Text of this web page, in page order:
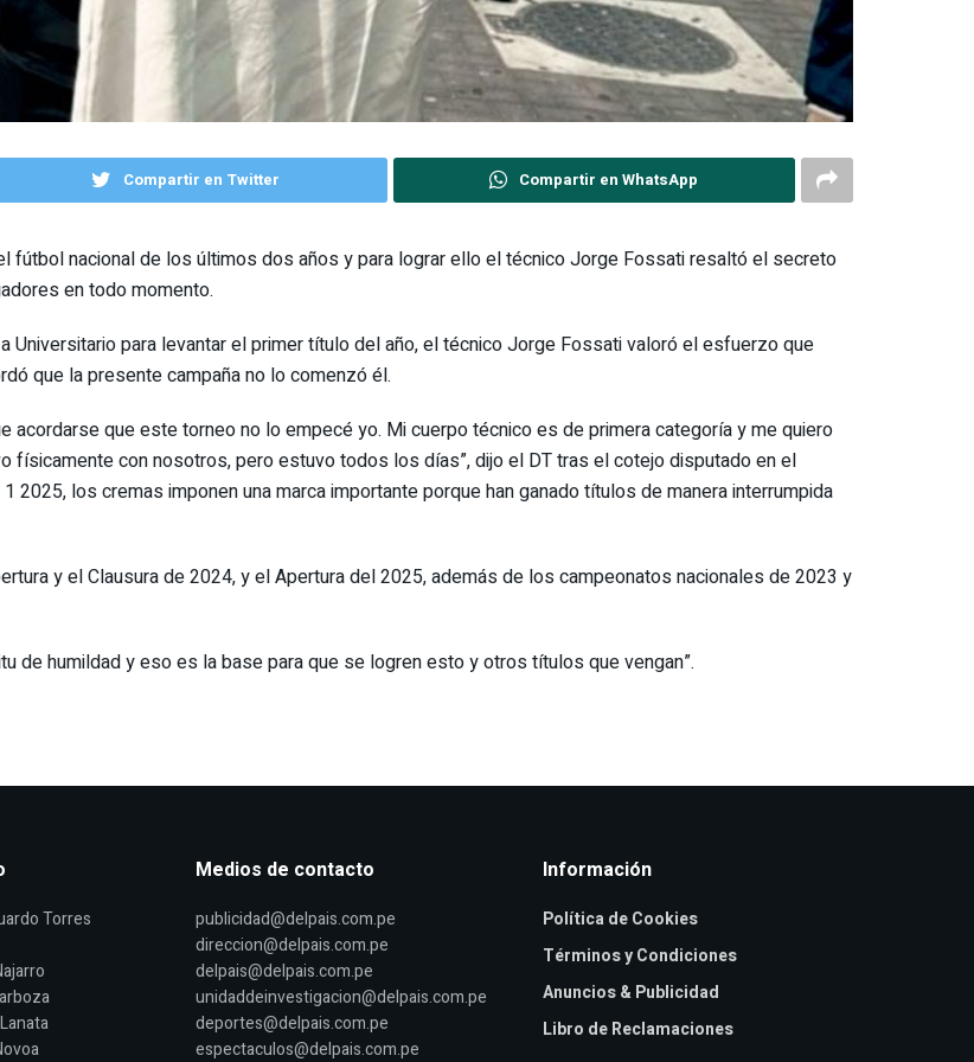
Compartir en Twitter Compartir en WhatsApp
fútbol nacional de los últimos dos años y para lograr ello el técnico Jorge Fossati resaltó el secreto
en todo momento.
Universitario para levantar el primer título del año, el técnico Jorge Fossati valoró el esfuerzo que
que la presente campaña no lo comenzó él.
acordarse que este torneo no lo empecé yo. Mi cuerpo técnico es de primera categoría y me quiero
físicamente con nosotros, pero estuvo todos los días”, dijo el DT tras el cotejo disputado en el
2025, los cremas imponen una marca importante porque han ganado títulos de manera interrumpida
y el Clausura de 2024, y el Apertura del 2025, además de los campeonatos nacionales de 2023 y
de humildad y eso es la base para que se logren esto y otros títulos que vengan”.
Torres
Medios de contacto
publicidad@delpais.com.pe
direccion@delpais.com.pe
delpais@delpais.com.pe
unidaddeinvestigacion@delpais.com.pe
deportes@delpais.com.pe
espectaculos@delpais.com.pe
Información
Política de Cookies
Términos y Condiciones
Anuncios & Publicidad
Libro de Reclamaciones